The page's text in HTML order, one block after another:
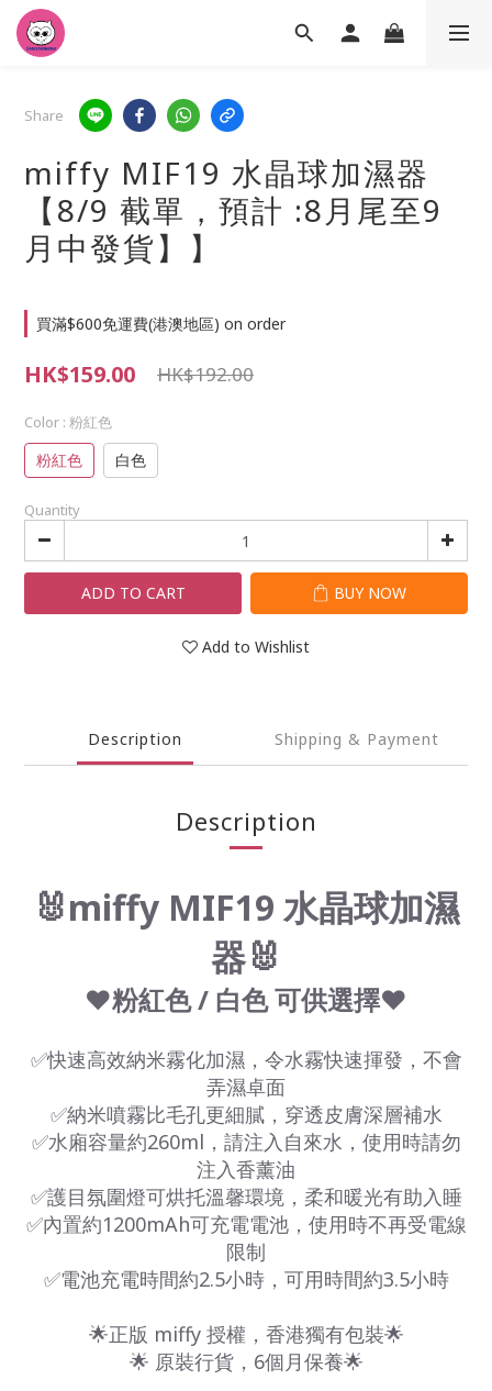
Share
miffy MIF19 水晶球加濕器
【8/9 截單，預計 :8月尾至9
月中發貨】】
買滿$600免運費(港澳地區) on order
HK$159.00 HK$192.00
Color : 粉紅色
粉紅色 白色
Quantity
ADD TO CART BUY NOW
Add to Wishlist
Description Shipping & Payment
Description
🐰miffy MIF19 水晶球加濕
器🐰
❤️粉紅色 / 白色 可供選擇❤️
✅快速高效納米霧化加濕，令水霧快速揮發，不會
弄濕卓面
✅納米噴霧比毛孔更細膩，穿透皮膚深層補水
✅水廂容量約260ml，請注入自來水，使用時請勿
注入香薰油
✅護目氛圍燈可烘托溫馨環境，柔和暖光有助入睡
✅內置約1200mAh可充電電池，使用時不再受電線
限制
✅電池充電時間約2.5小時，可用時間約3.5小時
🌟正版 miffy 授權，香港獨有包裝🌟
🌟 原裝行貨，6個月保養🌟